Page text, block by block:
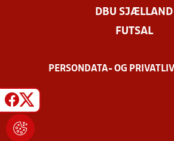
DBU SJÆLLAND
FUTSAL
PERSONDATA- OG